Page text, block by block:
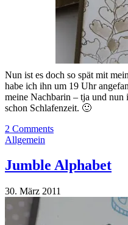
Nun ist es doch so spät mit
habe ich ihn um 19 Uhr
meine Nachbarin – tja und nun
schon Schlafenzeit. 🙂
2 Comments
Allgemein
Jumble Alphabet
30. März 2011